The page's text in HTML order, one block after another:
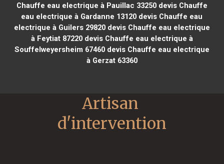
Chauffe eau electrique à Pauillac 33250devis Chauffe
eau electrique à Gardanne 13120 devis Chauffe eau
electrique à Guilers 29820devis Chauffe eau electrique
à Feytiat 87220devis Chauffe eau electrique à
Souffelweyersheim 67460devis Chauffe eau electrique
à Gerzat 63360
Artisan
d'intervention